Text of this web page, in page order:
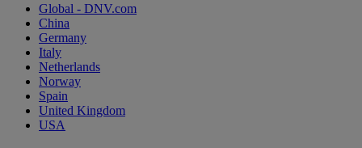
Global - DNV.com
China
Germany
Italy
Netherlands
Norway
Spain
United Kingdom
USA